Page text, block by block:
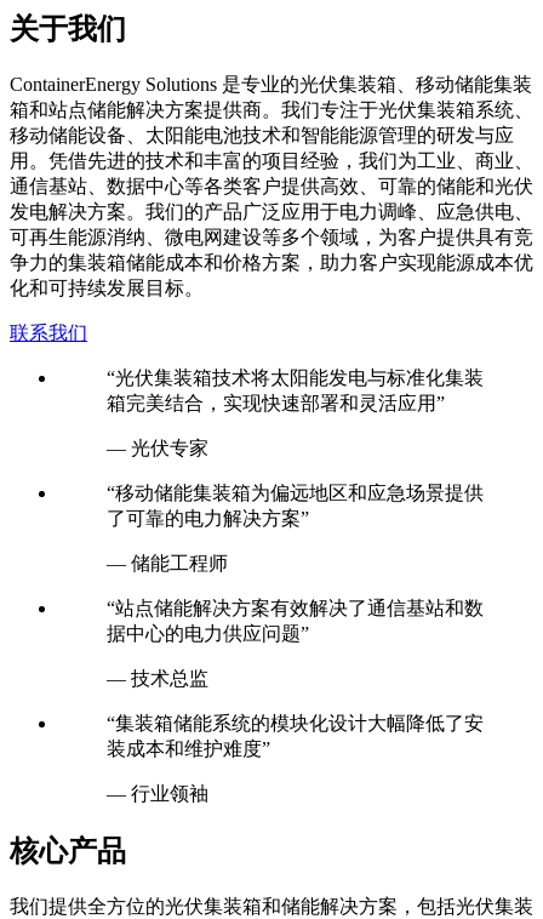
关于我们
ContainerEnergy Solutions 是专业的光伏集装箱、移动储能集装
箱和站点储能解决方案提供商。我们专注于光伏集装箱系统、
移动储能设备、太阳能电池技术和智能能源管理的研发与应
用。凭借先进的技术和丰富的项目经验，我们为工业、商业、
通信基站、数据中心等各类客户提供高效、可靠的储能和光伏
发电解决方案。我们的产品广泛应用于电力调峰、应急供电、
可再生能源消纳、微电网建设等多个领域，为客户提供具有竞
争力的集装箱储能成本和价格方案，助力客户实现能源成本优
化和可持续发展目标。
联系我们
“光伏集装箱技术将太阳能发电与标准化集装
箱完美结合，实现快速部署和灵活应用”
— 光伏专家
“移动储能集装箱为偏远地区和应急场景提供
了可靠的电力解决方案”
— 储能工程师
“站点储能解决方案有效解决了通信基站和数
据中心的电力供应问题”
— 技术总监
“集装箱储能系统的模块化设计大幅降低了安
装成本和维护难度”
— 行业领袖
核心产品
我们提供全方位的光伏集装箱和储能解决方案，包括光伏集装